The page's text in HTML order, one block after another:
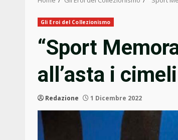
Gli Eroi del Collezionismo
“Sport
all’asta i
Redazione 1 Dicembre 2022